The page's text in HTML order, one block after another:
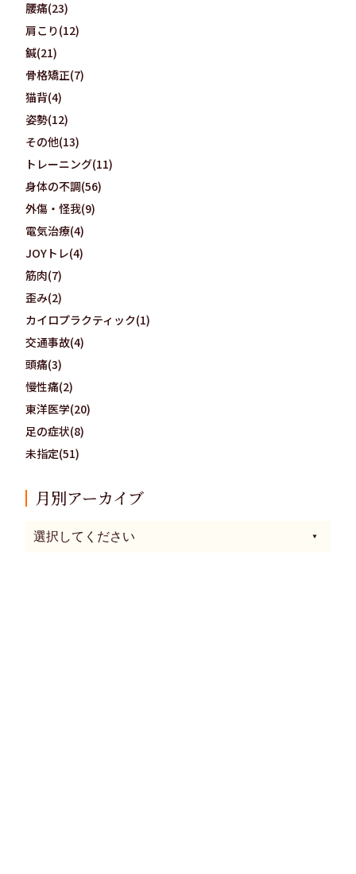
腰痛(23)
肩こり(12)
鍼(21)
骨格矯正(7)
猫背(4)
姿勢(12)
その他(13)
トレーニング(11)
身体の不調(56)
外傷・怪我(9)
電気治療(4)
JOYトレ(4)
筋肉(7)
歪み(2)
カイロプラクティック(1)
交通事故(4)
頭痛(3)
慢性痛(2)
東洋医学(20)
足の症状(8)
未指定(51)
月別アーカイブ